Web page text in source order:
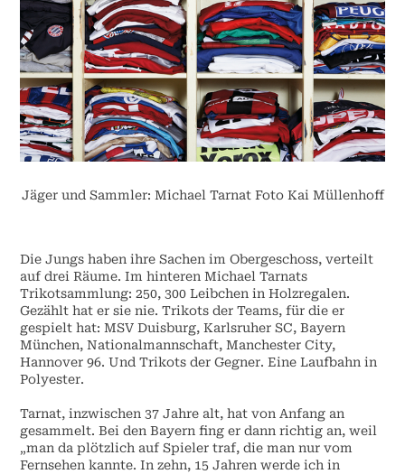
Jäger und Sammler: Michael Tarnat Foto Kai Müllenhoff
Die Jungs haben ihre Sachen im Obergeschoss, verteilt
auf drei Räume. Im hinteren Michael Tarnats
Trikotsammlung: 250, 300 Leibchen in Holzregalen.
Gezählt hat er sie nie. Trikots der Teams, für die er
gespielt hat: MSV Duisburg, Karlsruher SC, Bayern
München, Nationalmannschaft, Manchester City,
Hannover 96. Und Trikots der Gegner. Eine Laufbahn in
Polyester.
Tarnat, inzwischen 37 Jahre alt, hat von Anfang an
gesammelt. Bei den Bayern fing er dann richtig an, weil
„man da plötzlich auf Spieler traf, die man nur vom
Fernsehen kannte. In zehn, 15 Jahren werde ich in